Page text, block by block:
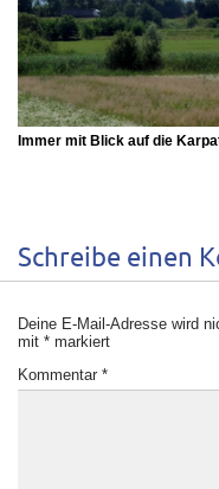
Immer mit Blick auf die
Schreibe einen
Deine E-Mail-Adresse wird
mit * markiert
Kommentar *